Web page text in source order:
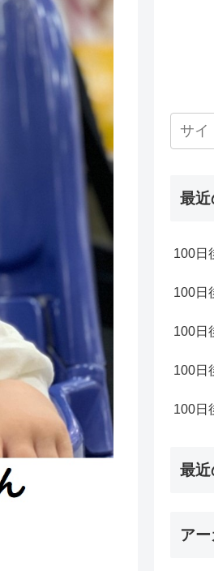
最
100日
100日
100日
100日
100日
最近
ア